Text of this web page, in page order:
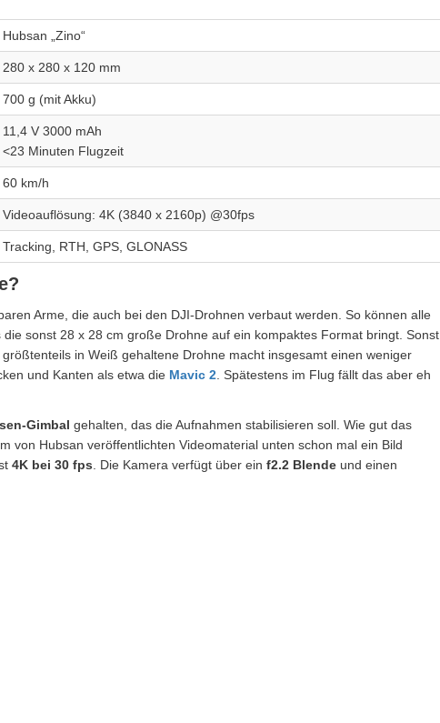
Hubsan „Zino“
280 x 280 x 120 mm
700 g (mit Akku)
11,4 V 3000 mAh
<23 Minuten Flugzeit
60 km/h
Videoauflösung: 4K (3840 x 2160p) @30fps
Tracking, RTH, GPS, GLONASS
Arme, die auch bei den DJI-Drohnen verbaut werden. So können alle
sonst 28 x 28 cm große Drohne auf ein kompaktes Format bringt. Sonst
in Weiß gehaltene Drohne macht insgesamt einen weniger
und Kanten als etwa die Mavic 2. Spätestens im Flug fällt das aber eh
Gimbal gehalten, das die Aufnahmen stabilisieren soll. Wie gut das
von Hubsan veröffentlichten Videomaterial unten schon mal ein Bild
4K bei 30 fps. Die Kamera verfügt über ein f2.2 Blende und einen